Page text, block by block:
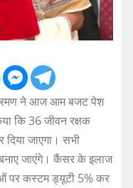
ने आज आम बजट पेश
कि 36 जीवन रक्षक
जाएगा। सभी
जाएंगे। कैंसर के इलाज
पर कस्टम ड्यूटी 5% कर